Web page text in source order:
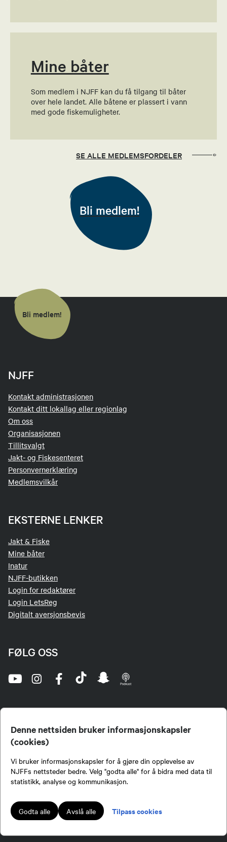
Denne nettsiden bruker informasjonskapsler
(cookies)
Vi bruker informasjonskapsler for å gjøre din opplevelse av
NJFFs nettsteder bedre. Velg "godta alle" for å bidra med data til
statistikk, analyse og kommunikasjon.
Godta alle Avslå alle Tilpass cookies
Send epost
Rune A Kværna
97029777
Send epost
Anders Frøberg
Silje Skattebo
41568082
Send epost
Målfrid Robøle
48109648
Send epost
Målfrid Robøle
Styremedlem
48109648
Send epost
Mine båter
Som medlem i NJFF kan du få tilgang til båter
over hele landet. Alle båtene er plassert i vann
med gode fiskemuligheter.
SE ALLE MEDLEMSFORDELER
Bli medlem!
Bli medlem!
NJFF
Kontakt administrasjonen
Kontakt ditt lokallag eller regionlag
Om oss
Organisasjonen
Tillitsvalgt
Jakt- og Fiskesenteret
Personvernerklæring
Medlemsvilkår
EKSTERNE LENKER
Jakt & Fiske
Mine båter
Inatur
NJFF-butikken
Login for redaktører
Login LetsReg
Digitalt aversjonsbevis
FØLG OSS
jegere og sportsfiskere og et av de viktigste miljøene for formidling av kunnskap om jakt og
fiske i Norge. Vi er en partipolitisk nøytral organisasjon, men har et sterkt jakt-, fiske-, og
naturpolitisk engasjement i mange saker.
Lokalforeninger tilsluttet Norges Jeger- og Fiskerforbund har ansvar for innhold de
publiserer på njff.no.